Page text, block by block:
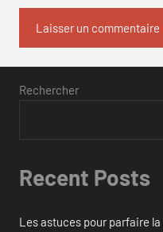
Rechercher
Recent Posts
Les astuces pour parfaire